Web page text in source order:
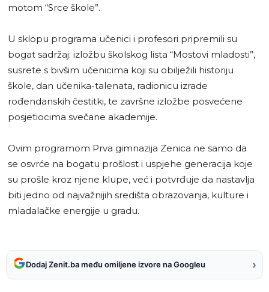
motom “Srce škole”.
U sklopu programa učenici i profesori pripremili su
bogat sadržaj: izložbu školskog lista “Mostovi mladosti”,
susrete s bivšim učenicima koji su obilježili historiju
škole, dan učenika-talenata, radionicu izrade
rođendanskih čestitki, te završne izložbe posvećene
posjetiocima svečane akademije.
Ovim programom Prva gimnazija Zenica ne samo da
se osvrće na bogatu prošlost i uspjehe generacija koje
su prošle kroz njene klupe, već i potvrđuje da nastavlja
biti jedno od najvažnijih središta obrazovanja, kulture i
mladalačke energije u gradu.
Dodaj Zenit.ba među omiljene izvore na Googleu ›